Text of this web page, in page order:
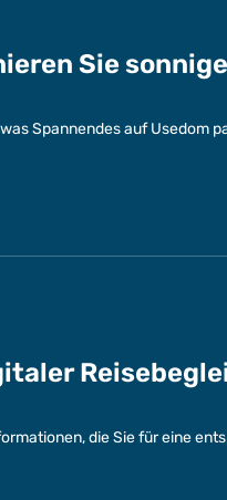
Sie
Spannendes auf Usedom
die Sie für eine